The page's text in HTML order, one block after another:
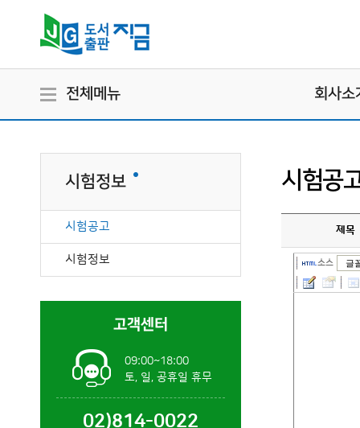
전체메뉴 회사소
시험정보
시험공고
시험정보
고객센터
09:00~18:00
토, 일, 공휴일 휴무
02)814-0022
시험공
제목
소스 글